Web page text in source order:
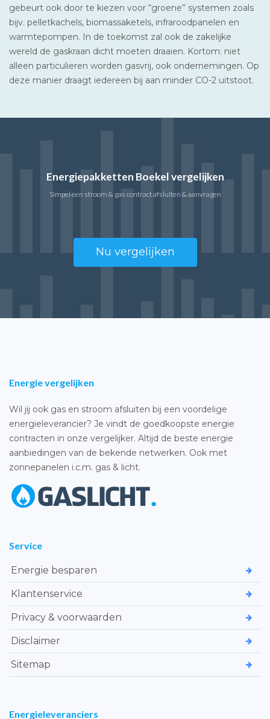
gebeurt ook door te kiezen voor “groene” systemen zoals
bijv. pelletkachels, biomassaketels, infraroodpanelen en
warmtepompen. In de toekomst zal ook de zakelijke
wereld de gaskraan dicht moeten draaien. Kortom: niet
alleen particulieren worden gasvrij, ook ondernemingen. Op
deze manier draagt iedereen bij aan minder CO-2 uitstoot.
Energiepakketten Boekel vergelijken
Simpel een stroom & gas contract afsluiten & aanvragen
Nu vergelijken
Energie vergelijken
Wil jij ook gas en stroom afsluiten bij een voordelige
energieleverancier? Je vindt de goedkoopste energie
contracten in onze vergelijker. Altijd de beste energie
aanbiedingen van de bekende netwerken. Ook met
zonnepanelen i.c.m. gas & licht.
Service
Energie besparen
Klantenservice
Privacy & voorwaarden
Disclaimer
Sitemap
Energieleveranciers